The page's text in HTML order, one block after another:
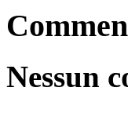
Nessun